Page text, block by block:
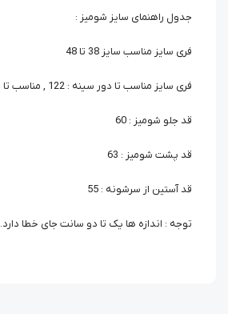
جدول راهنمای سایز شومیز :
فری سایز مناسب سایز 38 تا 48
فری سایز مناسب تا دور سینه : 122 , مناسب تا دور شکم : 120
قد جلو شومیز : 60
قد پشت شومیز : 63
قد آستین از سرشونه : 55
توجه : اندازه ها یک تا دو سانت جای خطا دارد.